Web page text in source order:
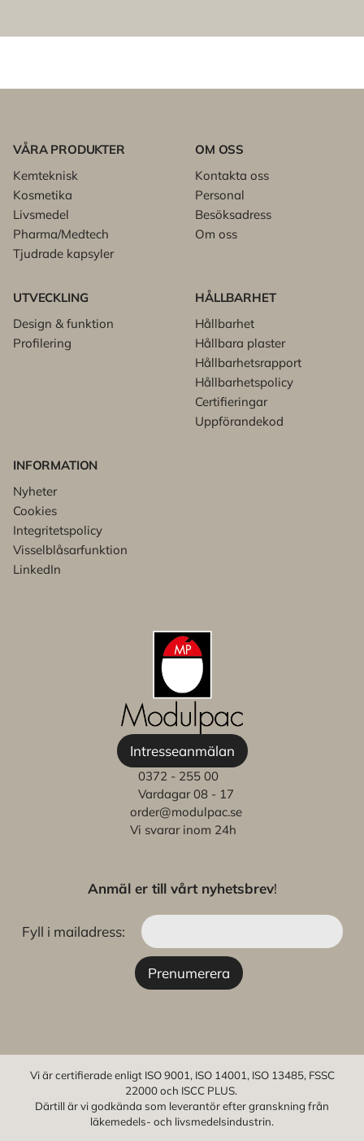
VÅRA PRODUKTER
Kemteknisk
Kosmetika
Livsmedel
Pharma/Medtech
Tjudrade kapsyler
OM OSS
Kontakta oss
Personal
Besöksadress
Om oss
UTVECKLING
Design & funktion
Profilering
HÅLLBARHET
Hållbarhet
Hållbara plaster
Hållbarhetsrapport
Hållbarhetspolicy
Certifieringar
Uppförandekod
INFORMATION
Nyheter
Cookies
Integritetspolicy
Visselblåsarfunktion
LinkedIn
Intresseanmälan
0372 - 255 00
Vardagar 08 - 17
order@modulpac.se
Vi svarar inom 24h
Anmäl er till vårt nyhetsbrev!
Fyll i mailadress:
Vi är certifierade enligt ISO 9001, ISO 14001, ISO 13485, FSSC
22000 och ISCC PLUS.
Därtill är vi godkända som leverantör efter granskning från
läkemedels- och livsmedelsindustrin.